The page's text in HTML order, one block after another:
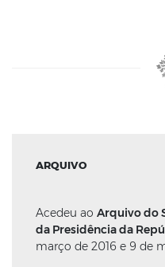
ARQUIVO
Acedeu ao Arquivo do
da Presidência da
março de 2016 e 9 de